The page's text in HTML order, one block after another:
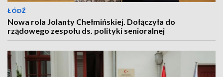
ŁÓDŹ
Nowa rola Jolanty Chełmińskiej. Dołączyła do
rządowego zespołu ds. polityki senioralnej